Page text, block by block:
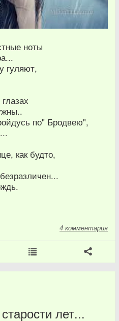
ноты
гуляют,
по" Бродвею",
как будто,
4 комментария
лет...